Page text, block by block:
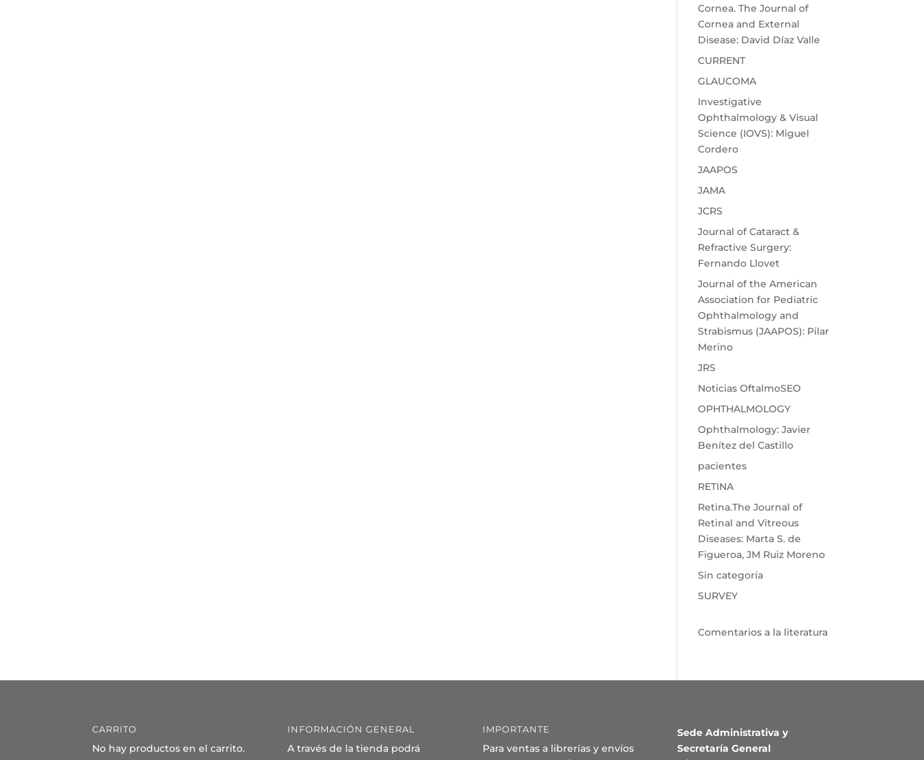
Cornea. The Journal of
Cornea and External
Disease: David Díaz Valle
CURRENT
GLAUCOMA
Investigative
Ophthalmology & Visual
Science (IOVS): Miguel
Cordero
JAAPOS
JAMA
JCRS
Journal of Cataract &
Refractive Surgery:
Fernando Llovet
Journal of the American
Association for Pediatric
Ophthalmology and
Strabismus (JAAPOS): Pilar
Merino
JRS
Noticias OftalmoSEO
OPHTHALMOLOGY
Ophthalmology: Javier
Benítez del Castillo
pacientes
RETINA
Retina.The Journal of
Retinal and Vitreous
Diseases: Marta S. de
Figueroa, JM Ruiz Moreno
Sin categoría
SURVEY
Comentarios a la literatura
CARRITO
No hay productos en el carrito.
INFORMACIÓN GENERAL
A través de la tienda podrá
IMPORTANTE
Para ventas a librerías y envíos
Sede Administrativa y
Secretaría General